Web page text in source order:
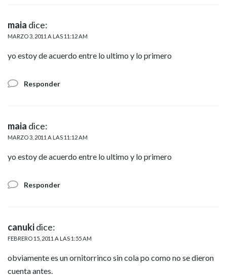
maia dice:
MARZO 3, 2011 A LAS 11:12 AM
yo estoy de acuerdo entre lo ultimo y lo primero
Responder
maia dice:
MARZO 3, 2011 A LAS 11:12 AM
yo estoy de acuerdo entre lo ultimo y lo primero
Responder
canukidice:
FEBRERO 15, 2011 A LAS 1:55 AM
obviamente es un ornitorrinco sin cola po como no se dieron
cuenta antes.